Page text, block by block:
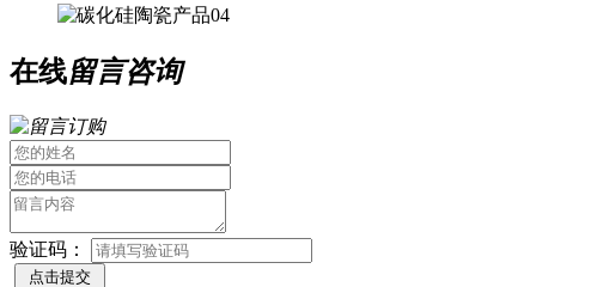
在线留言咨询
验证码：